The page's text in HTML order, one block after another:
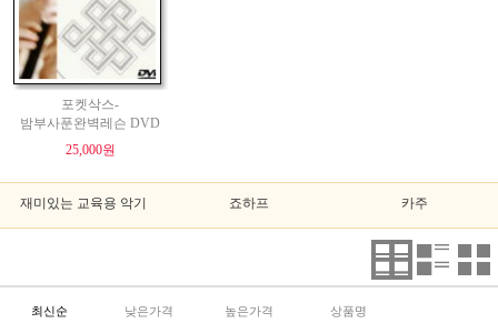
포켓삭스-
밤부사푼완벽레슨 DVD
25,000원
재미있는 교육용 악기 죠하프 카주
최신순 낮은가격 높은가격 상품명